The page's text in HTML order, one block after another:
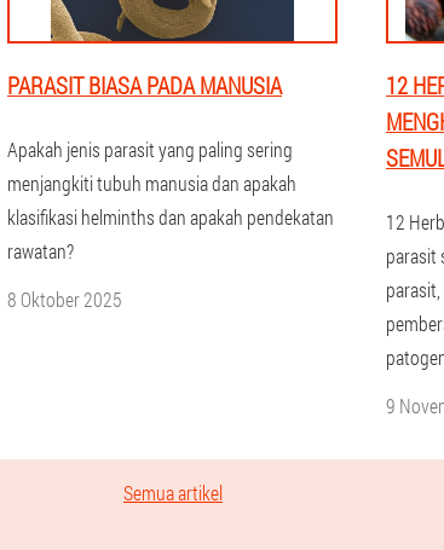
PARASIT BIASA PADA MANUSIA
Apakah jenis parasit yang paling sering
menjangkiti tubuh manusia dan apakah
klasifikasi helminths dan apakah pendekatan
rawatan?
8 Oktober 2025
12
12
parasit
9
Semua artikel